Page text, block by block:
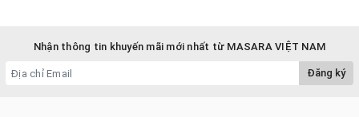
Nhận thông tin khuyến mãi mới nhất từ MASARA VIỆT NAM
Đăng ký